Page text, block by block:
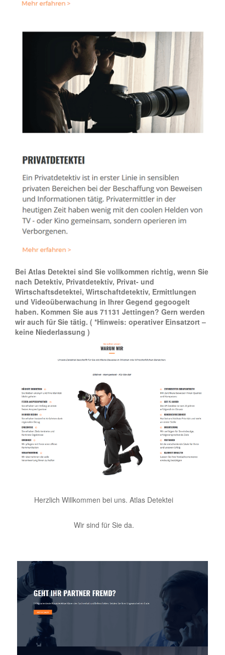
Bei Atlas Detektei sind Sie vollkommen richtig, wenn Sie
nach Detektiv, Privatdetektiv, Privat- und
Wirtschaftsdetektei, Wirtschaftdetektiv, Ermittlungen
und Videoüberwachung in Ihrer Gegend gegoogelt
haben. Kommen Sie aus 71131 Jettingen? Gern werden
wir auch für Sie tätig. ( *Hinweis: operativer Einsatzort –
keine Niederlassung )
Herzlich Willkommen bei uns. Atlas Detektei
Wir sind für Sie da.